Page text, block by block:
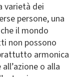
varietà dei
persone, una
il mondo
non possono
armonica
o alla